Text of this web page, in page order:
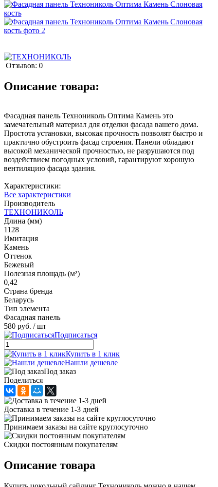
Отзывов: 0
Описание товара:
Фасадная панель Технониколь Оптима Камень это
замечательный материал для отделки фасада вашего дома.
Простота установки, высокая прочность позволят быстро и
практично обустроить фасад строения. Панели обладают
высокой механической прочностью, не разрушаются под
воздействием погодных условий, гарантируют хорошую
вентиляцию фасада здания.
Характеристики:
Все характеристики
Производитель
ТЕХНОНИКОЛЬ
Длина (мм)
1128
Имитация
Камень
Оттенок
Бежевый
Полезная площадь (м²)
0,42
Страна бренда
Беларусь
Тип элемента
Фасадная панель
580 руб. / шт
Подписаться
Купить в 1 клик
Нашли дешевле
Под заказ
Поделиться
Доставка в течение 1-3 дней
Принимаем заказы на сайте круглосуточно
Скидки постоянным покупателям
Описание товара